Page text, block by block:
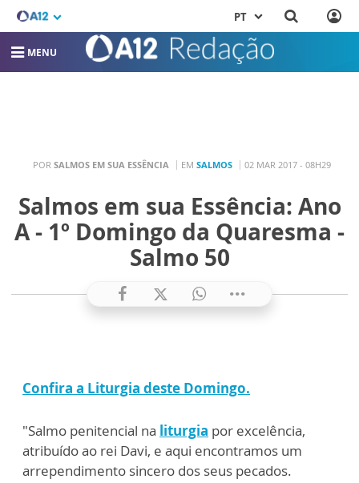
PT
MENU
POR SALMOS EM SUA ESSÊNCIA EM SALMOS 02 MAR 2017 - 08H29
Salmos em sua Essência: Ano
A - 1º Domingo da Quaresma -
Salmo 50
Confira a Liturgia deste Domingo.
"Salmo penitencial na liturgia por excelência,
atribuído ao rei Davi, e aqui encontramos um
arrependimento sincero dos seus pecados.